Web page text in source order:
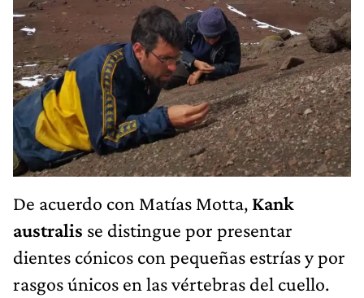
De acuerdo con Matías Motta, Kank
australis se distingue por presentar
dientes cónicos con pequeñas estrías y por
rasgos únicos en las vértebras del cuello.